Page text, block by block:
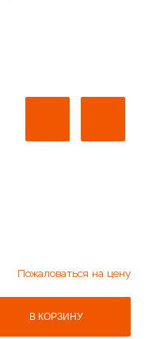
Пожаловаться на цену
В КОРЗИНУ